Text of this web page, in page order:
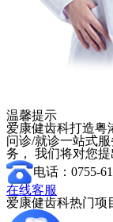
温馨提示
爱康健齿科打造粤
问诊/就诊一站式
务， 我们将对您
电话：0755-
在线客服
爱康健齿科热门项